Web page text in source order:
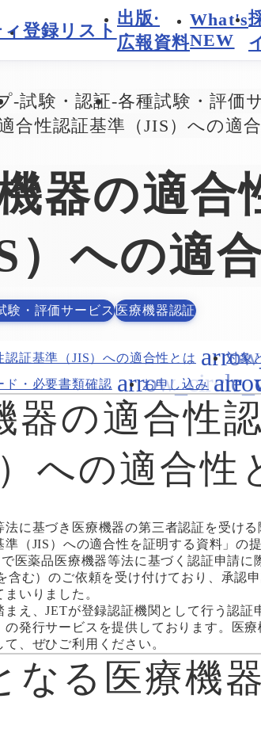
ィ登録リスト
出版·
広報資料
What's
NEW
試験・認証 各種試験・評価
合性認証基準（JIS）への適
器の適合
）への適
験・評価サービス医療機器認証
認証基準（JIS）への適合性とは 対象
ド・必要書類確認
お申し込み
器の適合性
）への適合性
法に基づき医療機器の第三者認証を受け
準（JIS）への適合性を証明する資料」の
医薬品医療機器等法に基づく認証申請に
含む）のご依頼を受け付けており、承認
いりました。
まえ、JETが登録認証機関として行う認証
の発行サービスを提供しております。医
、ぜひご利用ください。
なる医療機